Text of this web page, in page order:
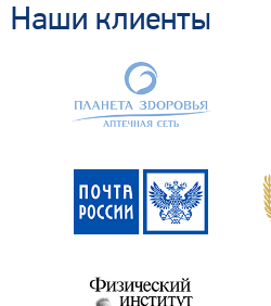
Наши клиенты